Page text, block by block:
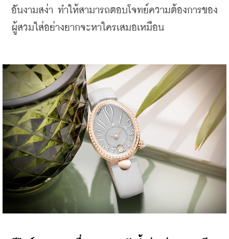
อันงามสง่า ทำให้สามารถตอบโจทย์ความต้องการของ
ผู้สวมใส่อย่างยากจะหาใครเสมอเหมือน